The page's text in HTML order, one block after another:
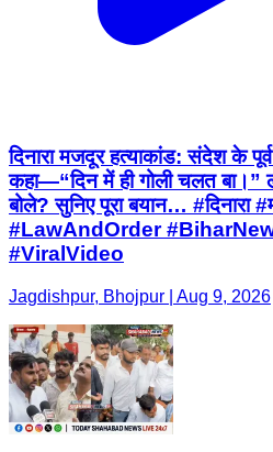
दिनारा मजदूर हत्याकांड: संदेश के
कहा—“दिन में ही गोली चलत बा।”
बोले? सुनिए पूरा बयान… #दिनारा
#LawAndOrder
#ViralVideo
Jagdishpur, Bhojpur | Aug 9, 2026